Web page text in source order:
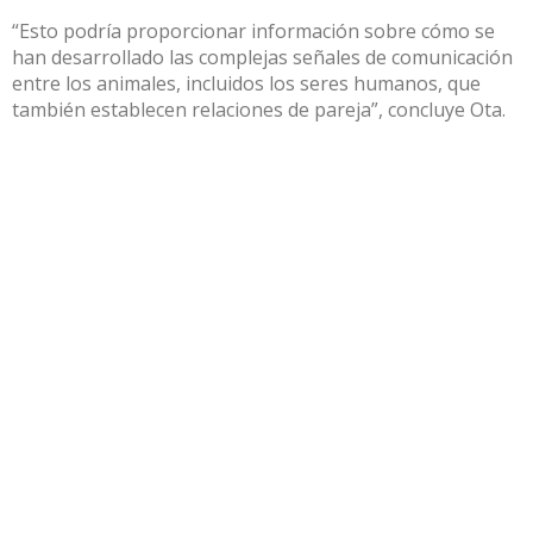
“Esto podría proporcionar información sobre cómo se
han desarrollado las complejas señales de comunicación
entre los animales, incluidos los seres humanos, que
también establecen relaciones de pareja”, concluye Ota.